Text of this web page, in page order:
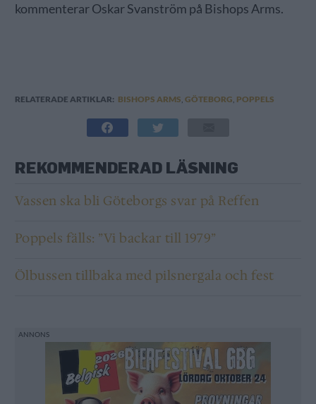
kommenterar Oskar Svanström på Bishops Arms.
RELATERADE ARTIKLAR: BISHOPS ARMS GÖTEBORG POPPELS
REKOMMENDERAD LÄSNING
Vassen ska bli Göteborgs svar på Reffen
Poppels fälls: ”Vi backar till 1979”
Ölbussen tillbaka med pilsnergala och fest